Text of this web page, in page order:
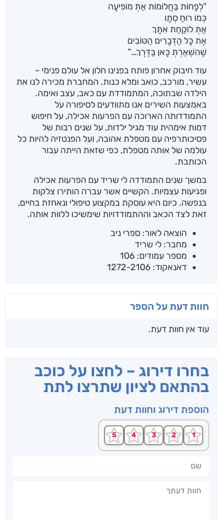
"לְפָחוֹת בַּחֲלוֹמוֹת אַתְּ מוֹפִיעָה
כְּמוֹ רוּחַ סְתָו
אַתְּ לוֹקַחַת אִתָּךְ
אֶת כָּל הַדְּבָרִים הַטּוֹבִים
שֶׁהִשְׁאַרְתְּ כָּאן בַּדֶּרֶךְ…"
עוד חיבוק אחרון פותח בפנינו חלון אל עולם פנימי –
עשיר, מורכב, כואב ומלא כנות. המחברת מכירה לנו את
הילדה שבתוכה, המתמודדת עם כאב, עצב ואימה.
באמצעות השירים אנו מתוודעים לסיפורה על
התמודדותה הארוכה עם הפרעות אכילה, על חיפוש
דמות אימהית עוד מגיל ילדות, על שנים רבות של
פסיכותרפיה עם מטפלת אהובה, ועל הפנטזיה להיות כל
עולמה של אותה מטפלת, כפי שזאת הייתה עבור
הכותבת.
במשך שנים התמודדה לי שריד עם הפרעות אכילה
ופגיעות עצמיות. הקשיים אשר עברה הותירו צלקות
בנפשה. כיום היא עוסקת במקצוע טיפולי ונאחזת בחיים,
זאת לצד הכאב וההתמודדויות שימשיכו ללוות אותה.
הוצאה לאור: ספרי ניב
מחבר: לי שריד
מספר עמודים: 106
דאנאקוד: 1272-2106
חוות דעת על הספר
עוד אין חוות דעת.
בחרו דירוג – לחצו על כוכב
בהתאם לציון שתרצו לתת
הוספת דירוג וחוות דעת